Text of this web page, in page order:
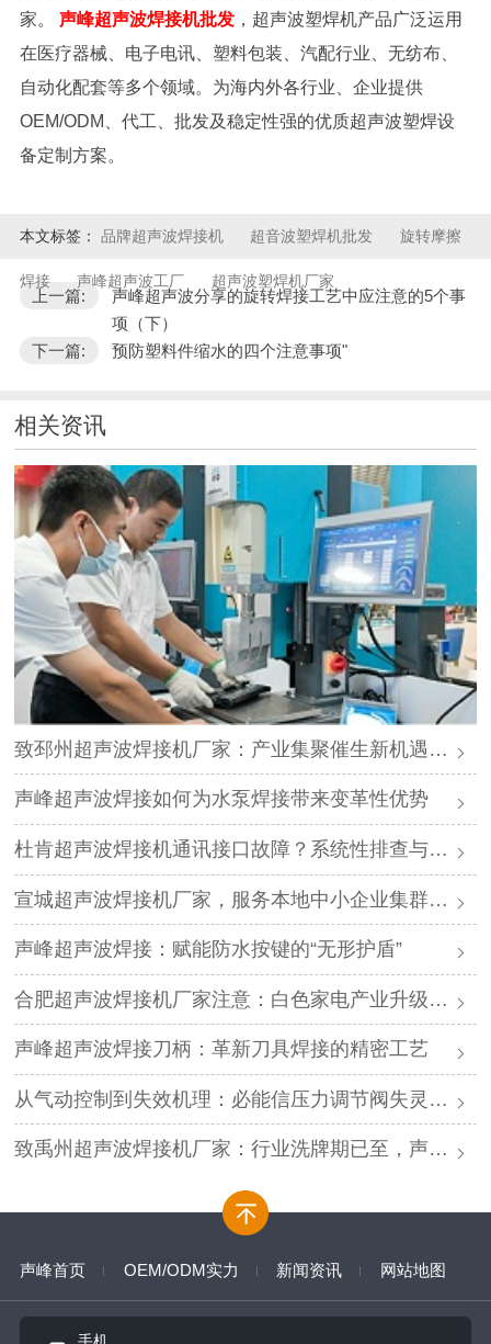
家。 声峰超声波焊接机批发，超声波塑焊机产品广泛运用
在医疗器械、电子电讯、塑料包装、汽配行业、无纺布、
自动化配套等多个领域。为海内外各行业、企业提供
OEM/ODM、代工、批发及稳定性强的优质超声波塑焊设
备定制方案。
本文标签： 品牌超声波焊接机 超音波塑焊机批发 旋转摩擦
焊接 声峰超声波工厂 超声波塑焊机厂家
上一篇:
声峰超声波分享的旋转焊接工艺中应注意的5个事
项（下）
下一篇:
预防塑料件缩水的四个注意事项"
相关资讯
致邳州超声波焊接机厂家：产业集聚催生新机遇，声峰源头工厂邀您抱团发展
声峰超声波焊接如何为水泵焊接带来变革性优势
杜肯超声波焊接机通讯接口故障？系统性排查与专业解决方案
宣城超声波焊接机厂家，服务本地中小企业集群，声峰ODM贴牌助您轻装上阵
声峰超声波焊接：赋能防水按键的“无形护盾”
合肥超声波焊接机厂家注意：白色家电产业升级，声峰源头工厂诚邀加盟
声峰超声波焊接刀柄：革新刀具焊接的精密工艺
从气动控制到失效机理：必能信压力调节阀失灵的深度解析与专业修复
致禹州超声波焊接机厂家：行业洗牌期已至，声峰源头工厂邀您抱团取暖
声峰首页 OEM/ODM实力 新闻资讯 网站地图
手机